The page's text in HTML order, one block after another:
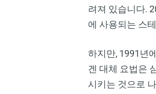
려져 있습니다.
에 사용되는 스
하지만, 1991년
겐 대체 요법은
시키는 것으로